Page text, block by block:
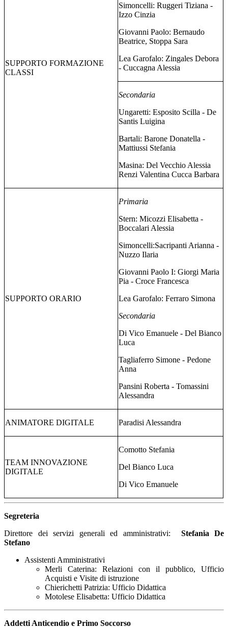
SUPPORTO FORMAZIONE
CLASSI
Simoncelli: Ruggeri Tiziana -
Izzo Cinzia
Giovanni Paolo: Bernaudo
Beatrice, Stoppa Sara
Lea Garofalo: Zingales Debora
- Cuccagna Alessia
Secondaria
Ungaretti: Esposito Scilla - De
Santis Luigina
Bartali: Barone Donatella -
Mattiussi Stefania
Masina: Del Vecchio Alessia
Renzi Valentina Cucca Barbara
SUPPORTO ORARIO
Primaria
Stern: Micozzi Elisabetta -
Boccalari Alessia
Simoncelli:Sacripanti Arianna -
Nuzzo Ilaria
Giovanni Paolo I: Giorgi Maria
Pia - Croce Francesca
Lea Garofalo: Ferraro Simona
Secondaria
Di Vico Emanuele - Del Bianco
Luca
Tagliaferro Simone - Pedone
Anna
Pansini Roberta - Tomassini
Alessandra
ANIMATORE DIGITALE Paradisi Alessandra
TEAM INNOVAZIONE
DIGITALE
Comotto Stefania
Del Bianco Luca
Di Vico Emanuele
Segreteria
Direttore dei servizi generali ed amministrativi: Stefania De
Stefano
Assistenti Amministrativi
Merli Caterina: Relazioni con il pubblico, Ufficio
Acquisti e Visite di istruzione
Chierichetti Patrizia: Ufficio Didattica
Motolese Elisabetta: Ufficio Didattica
Addetti Anticendio e Primo Soccorso